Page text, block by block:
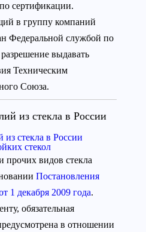
сертификации.
в группу компаний
Федеральной службой по
выдавать
Техническим
Союза.
из стекла в России
стекла в России
стекол
прочих видов стекла
Постановления
1 декабря 2009 года.
обязательная
в отношении